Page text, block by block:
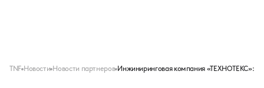
TNF Новости Новости партнеров Инжиниринговая компания «ТЕХНОТЕКС»: